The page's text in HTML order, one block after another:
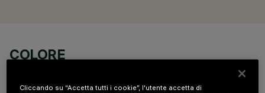
COLORE
Cliccando su “Accetta tutti i cookie”, l'utente accetta di